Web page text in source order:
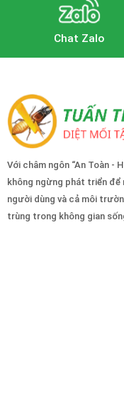
Chat Zalo
Với châm ngôn “An Toàn -
không ngừng phát triển để
người dùng và cả môi
trùng trong không gian